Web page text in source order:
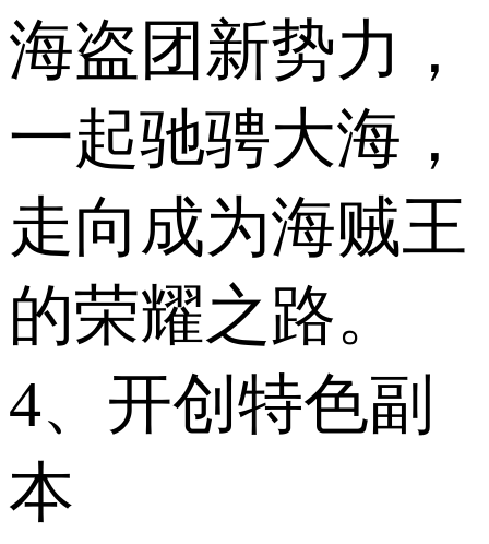
海盗团新势力，
一起驰骋大海，
走向成为海贼王
的荣耀之路。
4、开创特色副
本